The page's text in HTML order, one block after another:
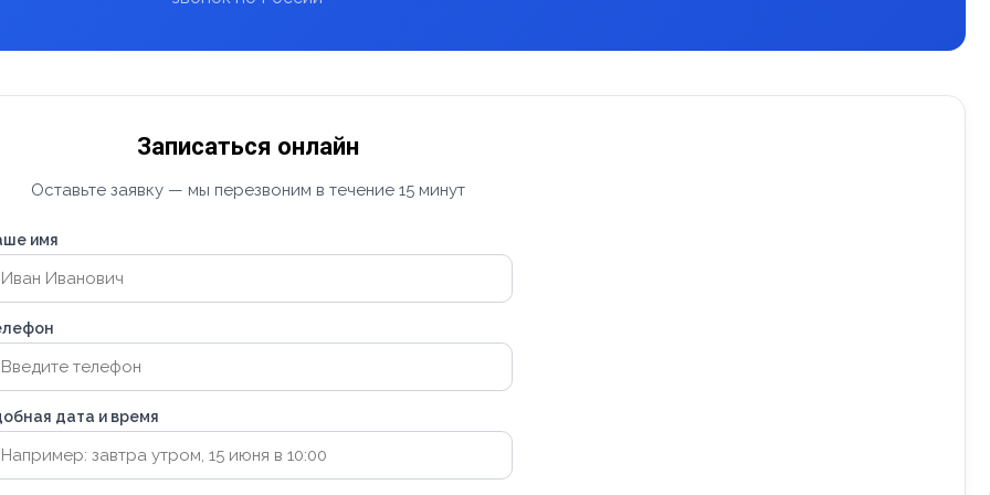
Записаться онлайн
Оставьте заявку — мы перезвоним в течение 15 минут
имя
дата и время